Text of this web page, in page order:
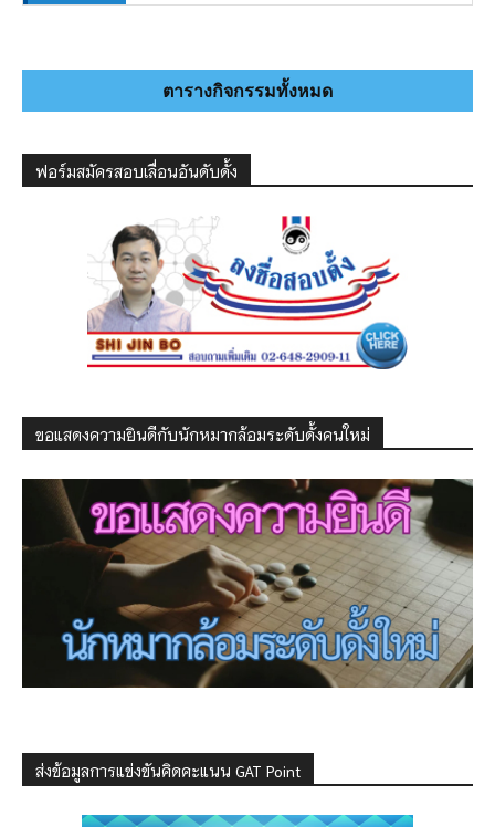
ตารางกิจกรรมทั้งหมด
ฟอร์มสมัครสอบเลื่อนอันดับดั้ง
ขอแสดงความยินดีกับนักหมากล้อมระดับดั้งคนใหม่
ส่งข้อมูลการแข่งขันคิดคะแนน GAT Point